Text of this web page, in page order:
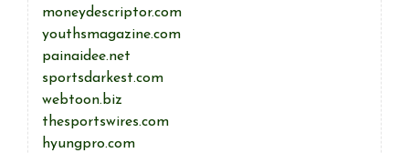
moneydescriptor.com
youthsmagazine.com
painaidee.net
sportsdarkest.com
webtoon.biz
thesportswires.com
hyungpro.com